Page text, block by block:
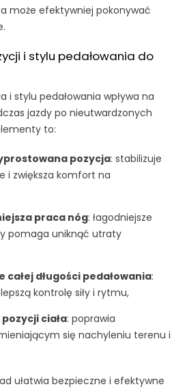
może efektywniej pokonywać
i stylu pedałowania do
i stylu pedałowania wpływa na
jazdy po nieutwardzonych
to:
pozycja: stabilizuje
i zwiększa komfort na
praca nóg: łagodniejsze
pomaga uniknąć utraty
długości pedałowania:
kontrolę siły i rytmu,
ciała: poprawia
się nachyleniu terenu i
ułatwia bezpieczne i efektywne